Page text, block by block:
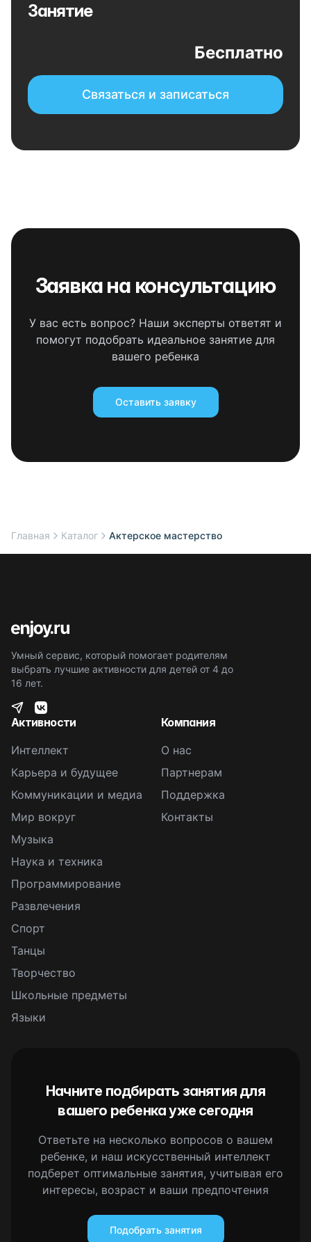
Занятие
Бесплатно
Связаться и записаться
Заявка на консультацию
У вас есть вопрос? Наши эксперты ответят и
помогут подобрать идеальное занятие для
вашего ребенка
Оставить заявку
Главная Каталог Актерское мастерство
Умный сервис, который помогает родителям
выбрать лучшие активности для детей от 4 до
16 лет.
Активности
Интеллект
Карьера и будущее
Коммуникации и медиа
Мир вокруг
Музыка
Наука и техника
Программирование
Развлечения
Спорт
Танцы
Творчество
Школьные предметы
Языки
Компания
О нас
Партнерам
Поддержка
Контакты
Начните подбирать занятия для
вашего ребенка уже сегодня
Ответьте на несколько вопросов о вашем
ребенке, и наш искусственный интеллект
подберет оптимальные занятия, учитывая его
интересы, возраст и ваши предпочтения
Подобрать занятия